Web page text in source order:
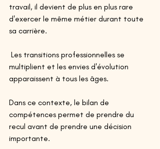
travail, il devient de plus en plus rare
d'exercer le même métier durant toute
sa carrière.
multiplient et les envies d'évolution
apparaissent à tous les âges.
Dans ce contexte, le bilan de
compétences permet de prendre du
recul avant de prendre une décision
importante.